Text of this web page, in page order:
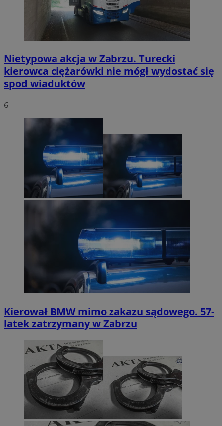
Nietypowa akcja w Zabrzu. Turecki
kierowca ciężarówki nie mógł wydostać się
spod wiaduktów
6
Kierował BMW mimo zakazu sądowego. 57-
latek zatrzymany w Zabrzu